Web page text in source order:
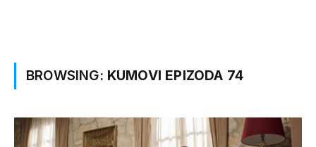
BROWSING: KUMOVI EPIZODA 74